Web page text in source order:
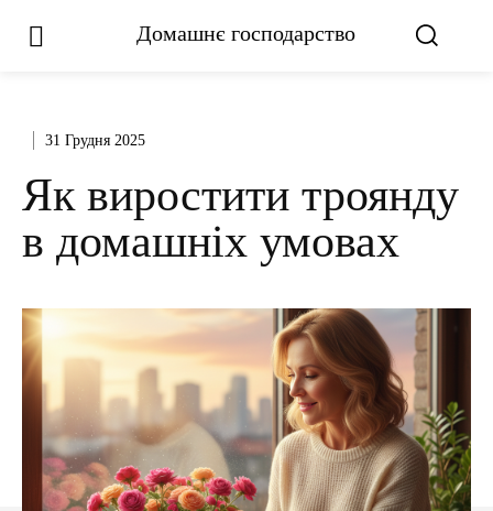
Домашнє господарство
31 Грудня 2025
Як виростити троянду
в домашніх умовах